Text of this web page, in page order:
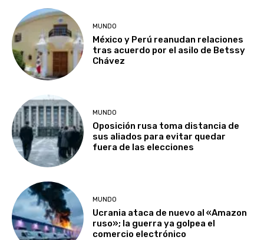
MUNDO
México y Perú reanudan relaciones
tras acuerdo por el asilo de Betssy
Chávez
MUNDO
Oposición rusa toma distancia de
sus aliados para evitar quedar
fuera de las elecciones
MUNDO
Ucrania ataca de nuevo al «Amazon
ruso»; la guerra ya golpea el
comercio electrónico